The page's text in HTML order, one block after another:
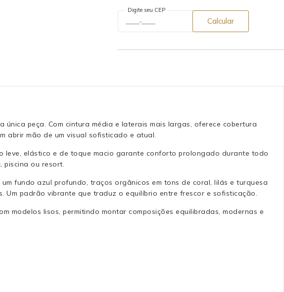
Digite seu CEP
Calcular
única peça. Com cintura média e laterais mais largas, oferece cobertura
abrir mão de um visual sofisticado e atual.
elástico e de toque macio garante conforto prolongado durante todo
ou resort.
fundo azul profundo, traços orgânicos em tons de coral, lilás e turquesa
Um padrão vibrante que traduz o equilíbrio entre frescor e sofisticação.
modelos lisos, permitindo montar composições equilibradas, modernas e